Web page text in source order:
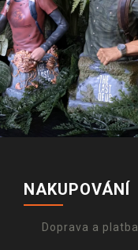
NAKUPOVÁNÍ
Doprava a platba